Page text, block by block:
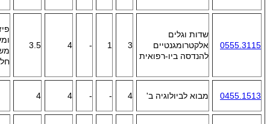
0555.3115
שדות וגלים
אלקטרומגנטיים
להנדסה ביו-רפואית
3
1
-
4
3.5
0455.1513 מבוא לביולוגיה ב' 4
-
-
4
4